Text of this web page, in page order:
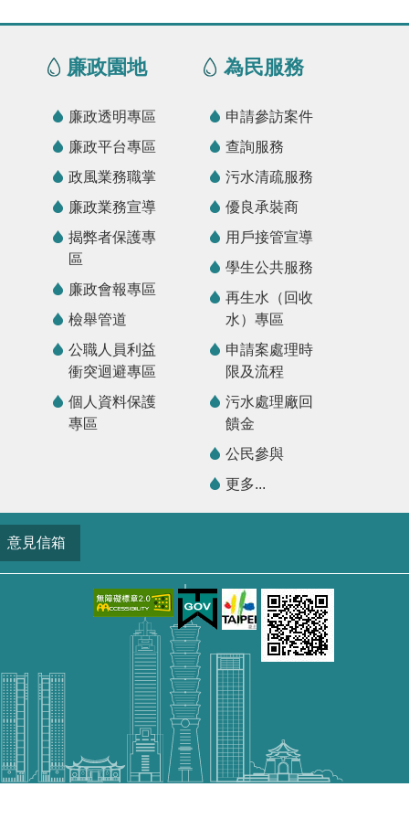
廉政園地
廉政透明專區
廉政平台專區
政風業務職掌
廉政業務宣導
揭弊者保護專
區
廉政會報專區
檢舉管道
公職人員利益
衝突迴避專區
個人資料保護
專區
為民服務
申請參訪案件
查詢服務
污水清疏服務
優良承裝商
用戶接管宣導
學生公共服務
再生水（回收
水）專區
申請案處理時
限及流程
污水處理廠回
饋金
公民參與
更多...
意見信箱